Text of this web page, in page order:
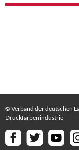
© Verband der deutschen
Druckfarbenindustrie